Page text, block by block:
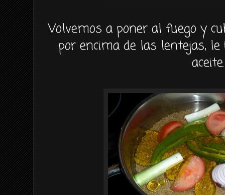
Volvemos a poner al fuego y
por encima de las lentejas,
aceite.